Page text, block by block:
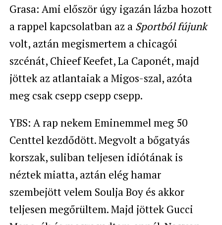
Grasa: Ami először úgy igazán lázba hozott
a rappel kapcsolatban az a Sportból fújunk
volt, aztán megismertem a chicagói
szcénát, Chieef Keefet, La Caponét, majd
jöttek az atlantaiak a Migos-szal, azóta
meg csak csepp csepp csepp.
YBS: A rap nekem Eminemmel meg 50
Centtel kezdődött. Megvolt a bőgatyás
korszak, suliban teljesen idiótának is
néztek miatta, aztán elég hamar
szembejött velem Soulja Boy és akkor
teljesen megőrültem. Majd jöttek Gucci